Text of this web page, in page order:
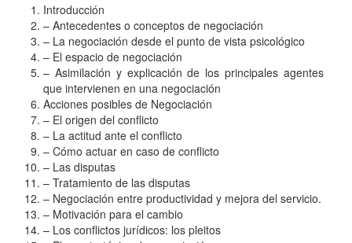
Introducción
– Antecedentes o conceptos de negociación
– La negociación desde el punto de vista psicológico
– El espacio de negociación
– Asimilación y explicación de los principales agentes
que intervienen en una negociación
Acciones posibles de Negociación
– El origen del conflicto
– La actitud ante el conflicto
– Cómo actuar en caso de conflicto
– Las disputas
– Tratamiento de las disputas
– Negociación entre productividad y mejora del servicio.
– Motivación para el cambio
– Los conflictos jurídicos: los pleitos